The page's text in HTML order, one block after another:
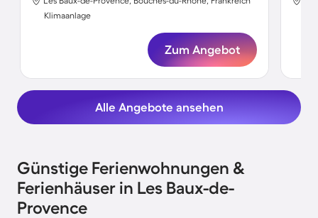
Klimaanlage
Zum Angebot
Alle Angebote ansehen
Günstige Ferienwohnungen &
Ferienhäuser in Les Baux-de-
Provence